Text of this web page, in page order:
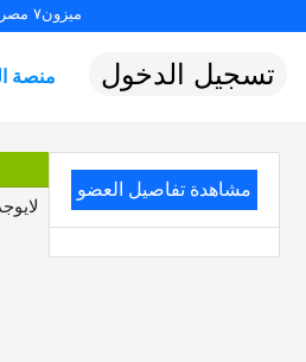
ميزون٧ مصر
منصة تسجيل الدخول
مشاهدة تفاصيل العضو